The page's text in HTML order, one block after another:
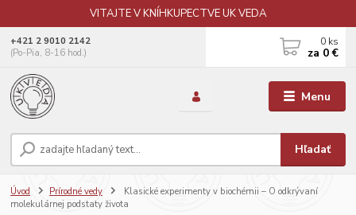
VITAJTE V KNÍHKUPECTVE UK VEDA
Menu
Hľadať
+421 2 9010 2142
(Po-Pia, 8-16 hod.)
0 ks
za 0 €
Úvod Prírodné vedy
Klasické experimenty v biochémii – O odkrývaní
molekulárnej podstaty života